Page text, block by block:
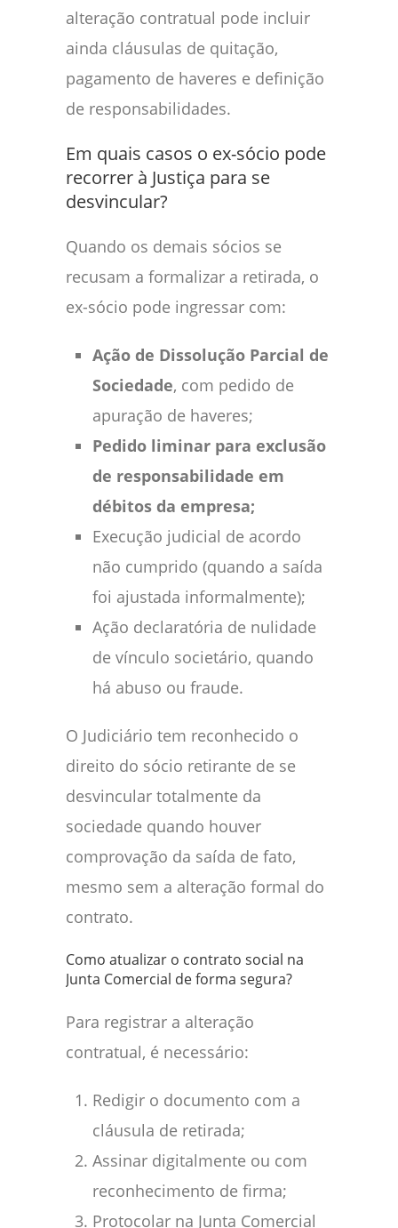
alteração contratual pode incluir
ainda cláusulas de quitação,
pagamento de haveres e definição
de responsabilidades.
Em quais casos o ex-sócio pode
recorrer à Justiça para se
desvincular?
Quando os demais sócios se
recusam a formalizar a retirada, o
ex-sócio pode ingressar com:
Ação de Dissolução Parcial de
Sociedade, com pedido de
apuração de haveres;
Pedido liminar para exclusão
de responsabilidade em
débitos da empresa;
Execução judicial de acordo
não cumprido (quando a saída
foi ajustada informalmente);
Ação declaratória de nulidade
de vínculo societário, quando
há abuso ou fraude.
O Judiciário tem reconhecido o
direito do sócio retirante de se
desvincular totalmente da
sociedade quando houver
comprovação da saída de fato,
mesmo sem a alteração formal do
contrato.
Como atualizar o contrato social na
Junta Comercial de forma segura?
Para registrar a alteração
contratual, é necessário:
Redigir o documento com a
cláusula de retirada;
Assinar digitalmente ou com
reconhecimento de firma;
Protocolar na Junta Comercial